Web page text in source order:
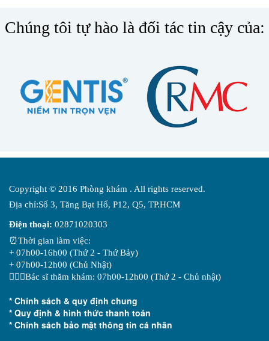
Chúng tôi tự hào là đối tác tin cậy của:
Copyright © 2016 Phòng khám . All rights reserved.
Địa chỉ:Số 3, Tăng Bạt Hổ, P12, Q5, TP.HCM
Điện thoại: 02871020303
⏰Thời gian làm việc:
+ 07h00-16h00 (Thứ 2 - Thứ Bảy)
+ 07h00-12h00 (Chủ Nhật)
👨🏻‍⚕️Bác sĩ thăm khám: 07h00-12h00 (Thứ 2 - Chủ nhật)
* Chính sách & quy định chung
* Quy định & hình thức thanh toán
* Chính sách bảo mật thông tin cá nhân